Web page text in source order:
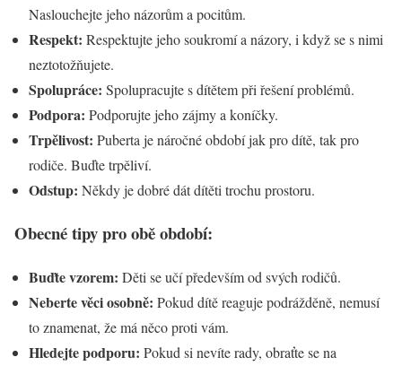
Naslouchejte jeho názorům a pocitům.
Respekt: Respektujte jeho soukromí a názory, i když se s nimi
neztotožňujete.
Spolupráce: Spolupracujte s dítětem při řešení problémů.
Podpora: Podporujte jeho zájmy a koníčky.
Trpělivost: Puberta je náročné období jak pro dítě, tak pro
rodiče. Buďte trpěliví.
Odstup: Někdy je dobré dát dítěti trochu prostoru.
Obecné tipy pro obě období:
Buďte vzorem: Děti se učí především od svých rodičů.
Neberte věci osobně: Pokud dítě reaguje podrážděně, nemusí
to znamenat, že má něco proti vám.
Hledejte podporu: Pokud si nevíte rady, obraťte se na